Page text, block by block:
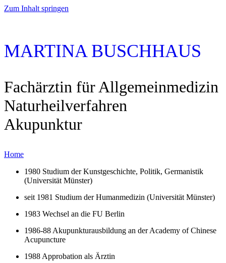
Zum Inhalt springen
MARTINA BUSCHHAUS
Fachärztin für Allgemeinmedizin
Home
1980 Studium der Kunstgeschichte, Politik, Germanistik
(Universität Münster)
seit 1981 Studium der Humanmedizin (Universität Münster)
1983 Wechsel an die FU Berlin
1986-88 Akupunkturausbildung an der Academy of Chinese
Acupuncture
1988 Approbation als Ärztin